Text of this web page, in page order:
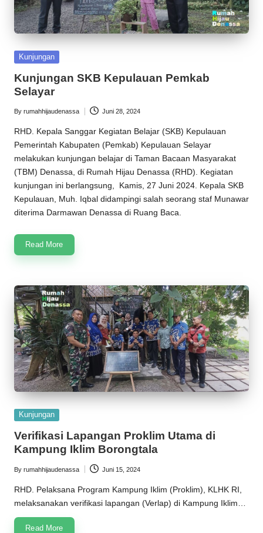
Posted
Kunjungan
Kunjungan SKB Kepulauan Pemkab
Selayar
Posted
by
By rumahhijaudenassa Juni 28, 2024
RHD. Kepala Sanggar Kegiatan Belajar (SKB) Kepulauan
Pemerintah Kabupaten (Pemkab) Kepulauan Selayar
melakukan kunjungan belajar di Taman Bacaan Masyarakat
(TBM) Denassa, di Rumah Hijau Denassa (RHD). Kegiatan
kunjungan ini berlangsung, Kamis, 27 Juni 2024. Kepala SKB
Kepulauan, Muh. Iqbal didampingi salah seorang staf Munawar
diterima Darmawan Denassa di Ruang Baca.
Read More
Posted
Kunjungan
Verifikasi Lapangan Proklim Utama di
Kampung Iklim Borongtala
Posted
by
By rumahhijaudenassa Juni 15, 2024
RHD. Pelaksana Program Kampung Iklim (Proklim), KLHK RI,
melaksanakan verifikasi lapangan (Verlap) di Kampung Iklim…
Read More